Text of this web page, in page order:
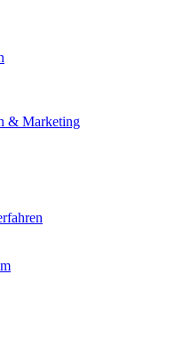
& Marketing